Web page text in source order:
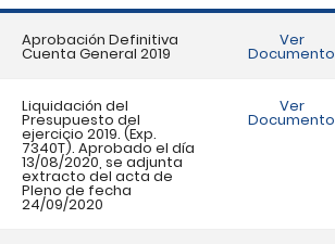
Aprobación Definitiva
Cuenta General 2019
Ver
Documento
Liquidación del
Presupuesto del
ejercicio 2019. (Exp.
7340T). Aprobado el día
13/08/2020, se adjunta
extracto del acta de
Pleno de fecha
24/09/2020
Ver
Documento